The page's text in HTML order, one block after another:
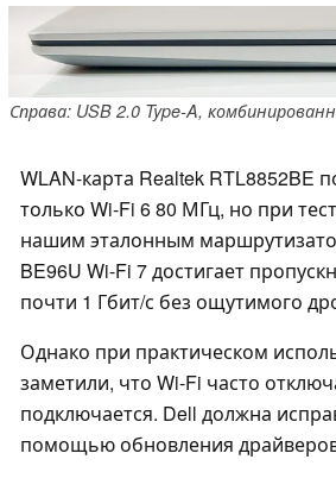
Справа: USB 2.0 Type-A,
WLAN-карта Realtek RTL8852BE
только Wi-Fi 6 80 МГц, но при
нашим эталонным
BE96U Wi-Fi 7 достигает
почти 1 Гбит/с без ощутимого
Однако при практическом
заметили, что Wi-Fi часто
подключается. Dell должна
помощью обновления